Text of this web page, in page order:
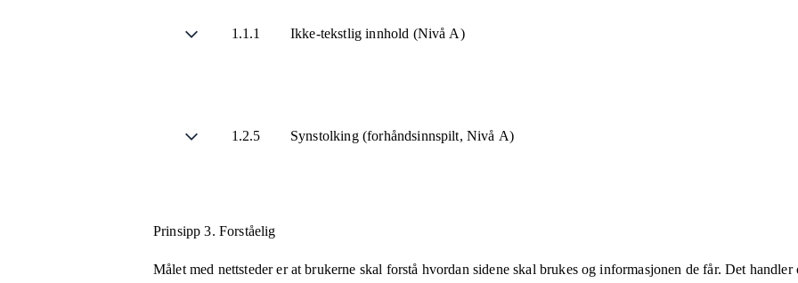
1.1.1 Ikke-tekstlig innhold (Nivå A)
1.2.5 Synstolking (forhåndsinnspilt, Nivå A)
Prinsipp 3. Forståelig
Målet med nettsteder er at brukerne skal forstå hvordan sidene skal brukes og informasjonen de får. Det